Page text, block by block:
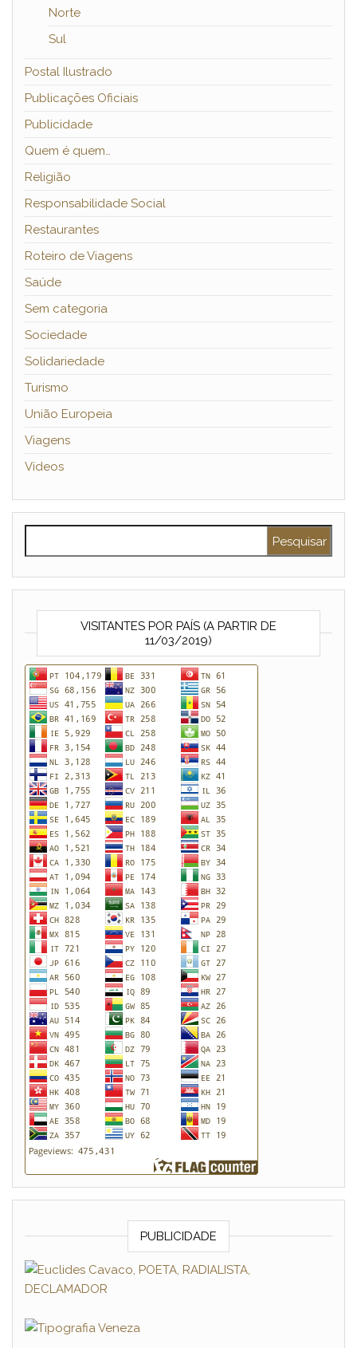
Norte
Sul
Postal Ilustrado
Publicações Oficiais
Publicidade
Quem é quem…
Religião
Responsabilidade Social
Restaurantes
Roteiro de Viagens
Saúde
Sem categoria
Sociedade
Solidariedade
Turismo
União Europeia
Viagens
Vídeos
VISITANTES POR PAÍS (A PARTIR DE
11/03/2019)
PUBLICIDADE